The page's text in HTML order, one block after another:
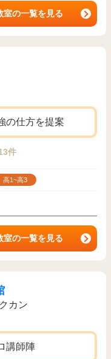
室の一覧を見る
の仕方を提案
件
高1~高3
室の一覧を見る
カン
講師陣